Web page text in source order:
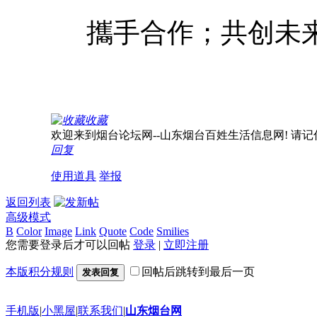
攜手合作；共创未
收藏
欢迎来到烟台论坛网--山东烟台百姓生活信息网! 请记
回复
使用道具 举报
返回列表
高级模式
B Color Image Link Quote Code Smilies
您需要登录后才可以回帖 登录 | 立即注册
本版积分规则 发表回复 回帖后跳转到最后一页
手机版|小黑屋|联系我们|山东烟台网